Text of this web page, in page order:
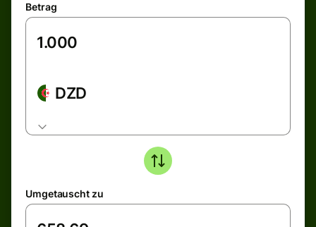
Betrag
DZD
Umgetauscht zu